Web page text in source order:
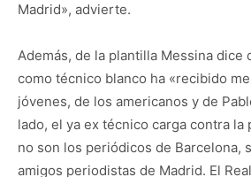
Madrid», advierte.
Además, de la plantilla Messina dice
como técnico blanco ha «recibido
jóvenes, de los americanos y de
lado, el ya ex técnico carga contra la
no son los periódicos de Barcelona,
amigos periodistas de Madrid. El